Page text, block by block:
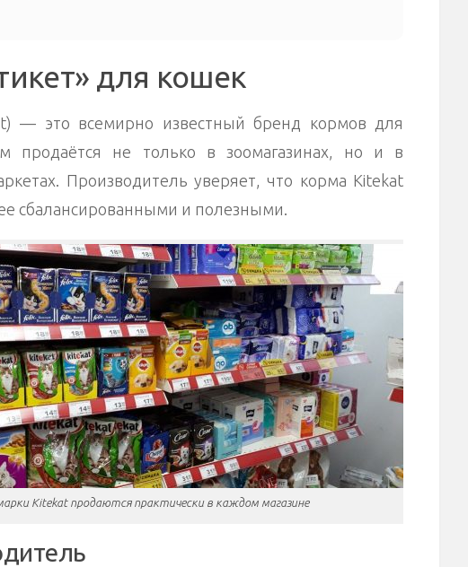
для кошек
— это всемирно известный бренд кормов для
продаётся не только в зоомагазинах, но и в
Производитель уверяет, что корма Kitekat
сбалансированными и полезными.
Kitekat продаются практически в каждом магазине